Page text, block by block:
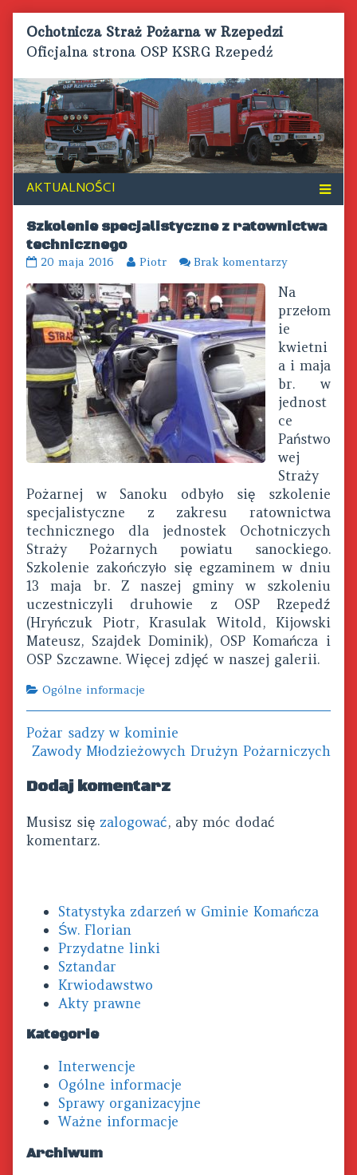
content
Ochotnicza Straż Pożarna w Rzepedzi
Oficjalna strona OSP KSRG Rzepedź
Szkolenie specjalistyczne z ratownictwa
technicznego
Szkolenie
z
ratownictwa
technicznego
published
on
20 maja 2016
Read
posts
by
the
author
of
Szkolenie
specjalistyczne
z
ratownictwa
technicznego,
Piotr Brak komentarzydo
z
Na
przełom
ie
kwietni
a i maja
br. w
jednost
ce
Państwo
wej
Straży
Pożarnej w Sanoku odbyło się szkolenie
specjalistyczne z zakresu ratownictwa
technicznego dla jednostek Ochotniczych
Straży Pożarnych powiatu sanockiego.
Szkolenie zakończyło się egzaminem w dniu
13 maja br. Z naszej gminy w szkoleniu
uczestniczyli druhowie z OSP Rzepedź
(Hryńczuk Piotr, Krasulak Witold, Kijowski
Mateusz, Szajdek Dominik), OSP Komańcza i
OSP Szczawne. Więcej zdjęć w naszej galerii.
Categories
Ogólne informacje
Nawigacja
wpisu
Previous
post:
Pożar sadzy w kominie
Next
Zawody Młodzieżowych Drużyn Pożarniczych
Dodaj komentarz
Musisz się zalogować, aby móc dodać
komentarz.
SidebarStatystyka zdarzeń w Gminie Komańcza
Św. Florian
Przydatne linki
Sztandar
Krwiodawstwo
Akty prawne
Kategorie
Interwencje
Ogólne informacje
Sprawy organizacyjne
Ważne informacje
Archiwum